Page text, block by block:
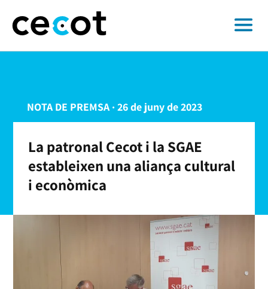
NOTA DE PREMSA · 26 de juny de 2023
La patronal Cecot i la SGAE
estableixen una aliança cultural
i econòmica